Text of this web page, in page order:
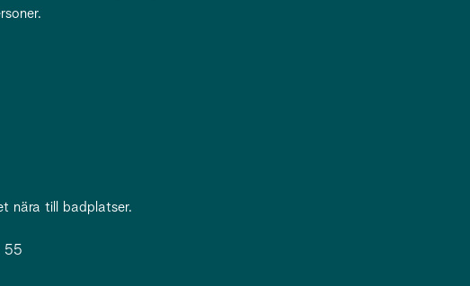
nära till badplatser.
55